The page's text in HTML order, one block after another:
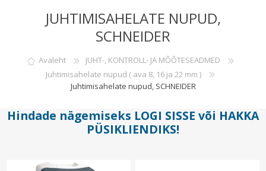
LOGI SISSEJUHTIMISAHELATE NUPUD,
SCHNEIDER
Avaleht
JUHT-, KONTROLL- JA MÕÕTESEADMED
Juhtimisahelate nupud ( ava 8, 16 ja 22 mm )
Juhtimisahelate nupud, SCHNEIDER
Hindade nägemiseks LOGI SISSE või HAKKA
PÜSIKLIENDIKS!